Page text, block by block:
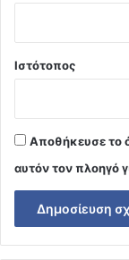
Ιστότοπος
Αποθήκευσε το
αυτόν τον πλοηγό